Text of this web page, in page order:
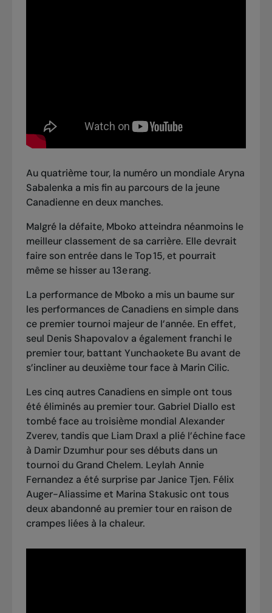
Au quatrième tour, la numéro un mondiale Aryna
Sabalenka a mis fin au parcours de la jeune
Canadienneen deux manches.
Malgré la défaite, Mboko atteindra néanmoins le
meilleur classement de sa carrière. Elle devrait
faire son entrée dans le Top 15, et pourrait
même se hisser au 13e rang.
La performance de Mboko a mis un baume sur
les performances de Canadiens en simple dans
ce premier tournoi majeur de l’année. En effet,
seul Denis Shapovalov a également franchi le
premier tour, battant Yunchaokete Buavant de
s’incliner au deuxième tour face à Marin Cilic.
Les cinq autres Canadiens en simple ont tous
été éliminés au premier tour. Gabriel Diallo est
tombé face au troisième mondial Alexander
Zverev, tandis que Liam Draxl a plié l’échine face
à Damir Dzumhurpour ses débuts dans un
tournoi du Grand Chelem. Leylah Annie
Fernandez a été surprise par Janice Tjen. Félix
Auger-Aliassime et Marina Stakusic ont tous
deux abandonné au premier touren raison de
crampes liées à la chaleur.